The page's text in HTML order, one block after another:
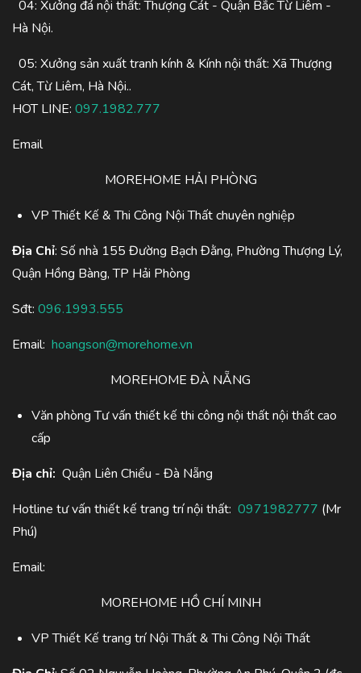
04: Xưởng đá nội thất: Thượng Cát - Quận Bắc Từ Liêm -
Hà Nội.
05: Xưởng sản xuất tranh kính & Kính nội thất: Xã Thượng
Cát, Từ Liêm, Hà Nội..
HOT LINE: 097.1982.777
Email
MOREHOME HẢI PHÒNG
VP Thiết Kế & Thi Công Nội Thất chuyên nghiệp
Địa Chỉ: Số nhà 155 Đường Bạch Đằng, Phường Thượng Lý,
Quận Hồng Bàng, TP Hải Phòng
Sđt: 096.1993.555
Email: hoangson@morehome.vn
MOREHOME ĐÀ NẴNG
Văn phòng Tư vấn thiết kế thi công nội thất nội thất cao
cấp
Địa chỉ: Quận Liên Chiểu - Đà Nẵng
Hotline tư vấn thiết kế trang trí nội thất: 0971982777 (Mr
Phú)
Email:
MOREHOME HỒ CHÍ MINH
VP Thiết Kế trang trí Nội Thất & Thi Công Nội Thất